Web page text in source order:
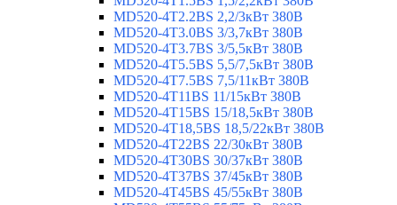
MD520-4T2.2BS 2,2/3кВт 380В
MD520-4T3.0BS 3/3,7кВт 380В
MD520-4T3.7BS 3/5,5кВт 380В
MD520-4T5.5BS 5,5/7,5кВт 380В
MD520-4T7.5BS 7,5/11кВт 380В
MD520-4T11BS 11/15кВт 380В
MD520-4T15BS 15/18,5кВт 380В
MD520-4T18,5BS 18,5/22кВт 380В
MD520-4T22BS 22/30кВт 380В
MD520-4T30BS 30/37кВт 380В
MD520-4T37BS 37/45кВт 380В
MD520-4T45BS 45/55кВт 380В